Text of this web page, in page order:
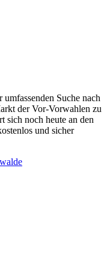
Suche nach
der Vor-Vorwahlen zu
sich noch heute an den
und sicher